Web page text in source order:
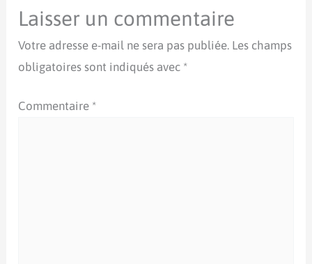
Laisser un commentaire
Votre adresse e-mail ne sera pas publiée. Les champs
obligatoires sont indiqués avec *
Commentaire *